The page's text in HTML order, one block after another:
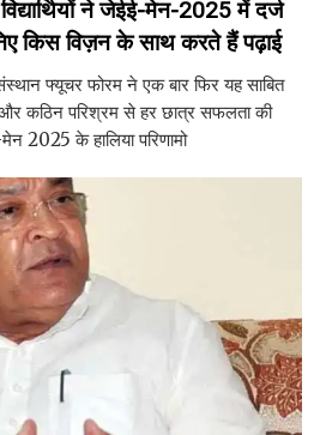
ने जेईई-मेन-2025 में दर्ज
किस विज़न के साथ करते हैं पढ़ाई
संस्थान फ्यूचर फोरम ने एक बार फिर यह साबित
और कठिन परिश्रम से हर छात्र सफलता की
2025 के हालिया परिणामो